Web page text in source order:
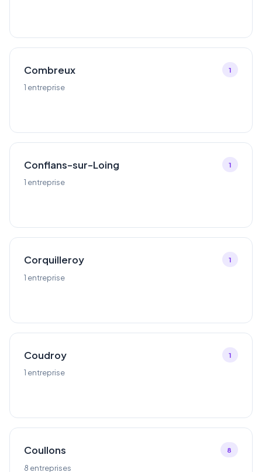
Combreux
1 entreprise
1
Conflans-sur-Loing
1 entreprise
1
Corquilleroy
1 entreprise
1
Coudroy
1 entreprise
1
Coullons
8 entreprises
8